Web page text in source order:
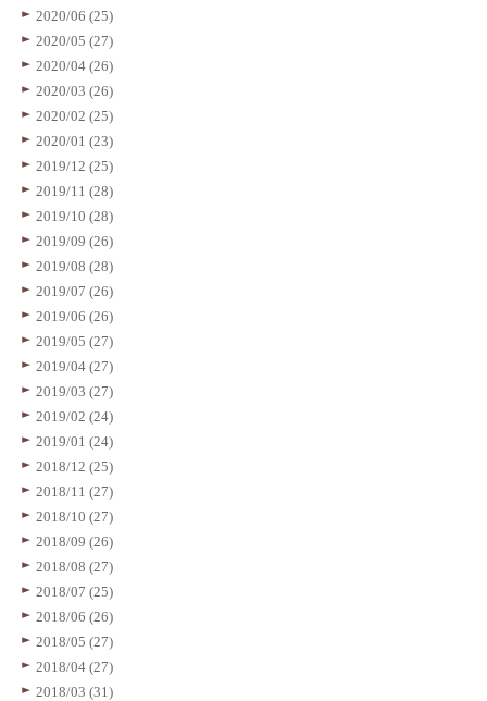
2020/06 (25)
2020/05 (27)
2020/04 (26)
2020/03 (26)
2020/02 (25)
2020/01 (23)
2019/12 (25)
2019/11 (28)
2019/10 (28)
2019/09 (26)
2019/08 (28)
2019/07 (26)
2019/06 (26)
2019/05 (27)
2019/04 (27)
2019/03 (27)
2019/02 (24)
2019/01 (24)
2018/12 (25)
2018/11 (27)
2018/10 (27)
2018/09 (26)
2018/08 (27)
2018/07 (25)
2018/06 (26)
2018/05 (27)
2018/04 (27)
2018/03 (31)